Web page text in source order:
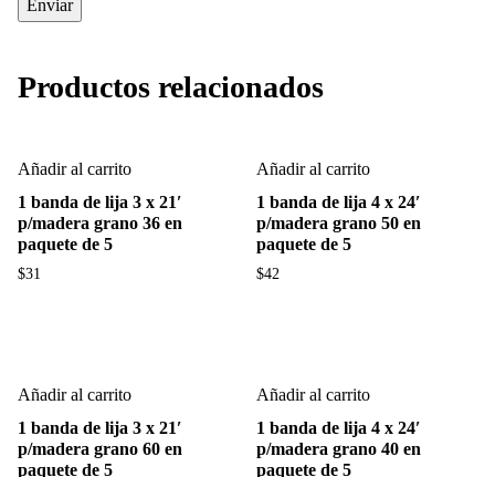
Productos relacionados
Añadir al carrito
1 banda de lija 3 x 21′
p/madera grano 36 en
paquete de 5
$31
Añadir al carrito
1 banda de lija 4 x 24′
p/madera grano 50 en
paquete de 5
$42
Añadir al carrito
1 banda de lija 3 x 21′
p/madera grano 60 en
paquete de 5
Añadir al carrito
1 banda de lija 4 x 24′
p/madera grano 40 en
paquete de 5